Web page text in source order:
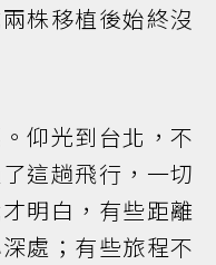
株移植後始終沒
仰光到台北，不
這趟飛行，一切
明白，有些距離
處；有些旅程不